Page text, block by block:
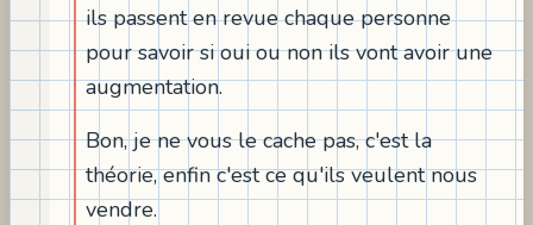
ils passent en revue chaque personne
pour savoir si oui ou non ils vont avoir une
augmentation.
Bon, je ne vous le cache pas, c'est la
théorie, enfin c'est ce qu'ils veulent nous
vendre.